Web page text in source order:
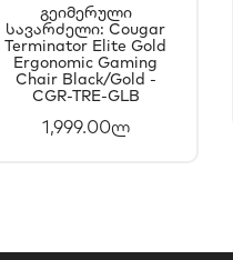
ᲙᲐᲚᲐᲗᲐᲨᲘ
ᲓᲐᲛᲐᲢᲔᲑᲐ
Გეიმერული
Სავარძელი: Cougar
Terminator Elite Gold
Ergonomic Gaming
Chair Black/Gold -
CGR-TRE-GLB
1,999.00ლ